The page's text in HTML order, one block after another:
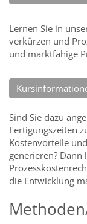
Lernen Sie in
verkürzen und
und marktfähige
Sind Sie dazu
Fertigungszeiten
Kostenvorteile
generieren?
die Entwicklung